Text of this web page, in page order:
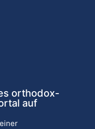
orthodox-
auf